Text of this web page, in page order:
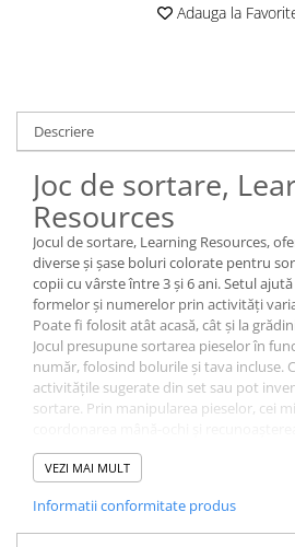
Adauga la
Descriere
Joc de sortare,
Resources
Jocul de sortare, Learning Resources,
diverse și șase boluri colorate pentru
copii cu vârste între 3 și 6 ani. Setul
formelor și numerelor prin activități
Poate fi folosit atât acasă, cât și la
Jocul presupune sortarea pieselor în
număr, folosind bolurile și tava incluse.
activitățile sugerate din set sau pot
sortare. Prin manipularea pieselor, cei
categorii.
Setul conține 632 de piese pentru
numerică. Ambalajul este compact și
de activități oferă idei pentru jocuri
VEZI MAI MULT
Informatii conformitate produs